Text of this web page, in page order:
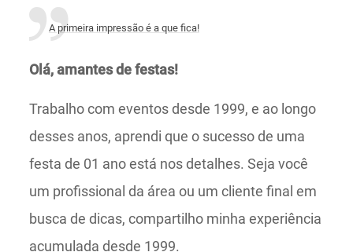
A primeira impressão é a que fica!
Olá, amantes de festas!
Trabalho com eventos desde 1999, e ao longo
desses anos, aprendi que o sucesso de uma
festa de 01 ano está nos detalhes. Seja você
um profissional da área ou um cliente final em
busca de dicas, compartilho minha experiência
acumulada desde 1999.